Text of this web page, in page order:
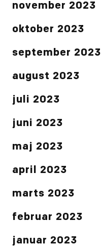
november 2023
oktober 2023
september 2023
august 2023
juli 2023
juni 2023
maj 2023
april 2023
marts 2023
februar 2023
januar 2023